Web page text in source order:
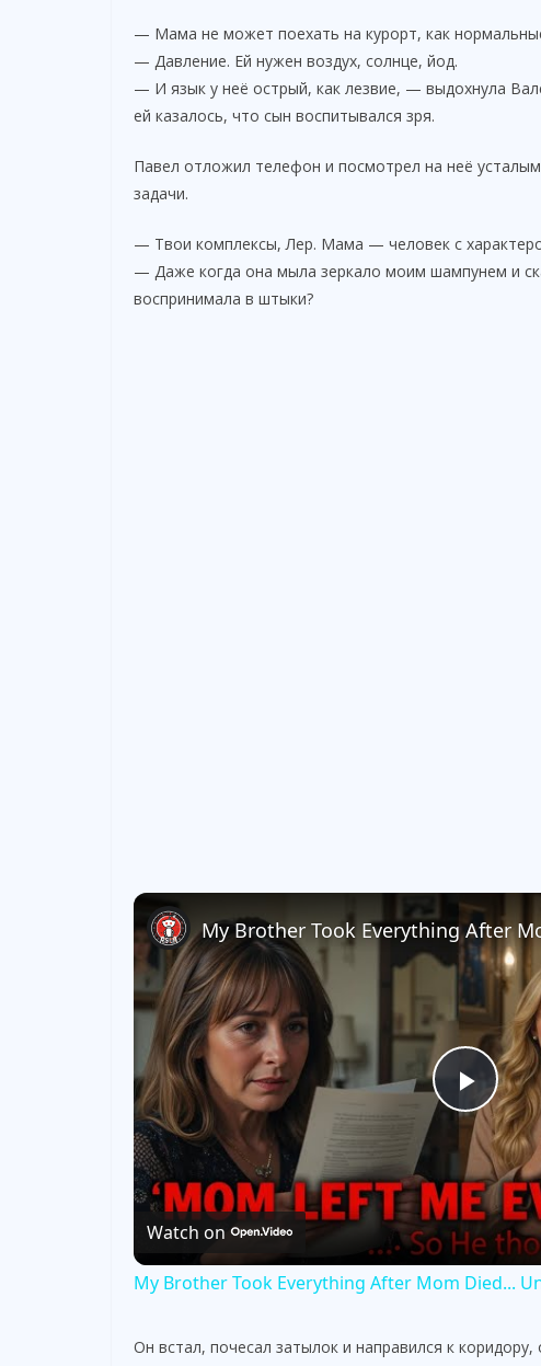
— Мама не может поехать на курорт, как
— Давление. Ей нужен воздух, солнце, йод.
— И язык у неё острый, как лезвие, — выдохнула
ей казалось, что сын воспитывался зря.
Павел отложил телефон и посмотрел на неё
задачи.
— Твои комплексы, Лер. Мама — человек с
— Даже когда она мыла зеркало моим шампунем и
воспринимала в штыки?
P
l
a
Watch on
My Brother Took Everything After Mom Died...
Он встал, почесал затылок и направился к